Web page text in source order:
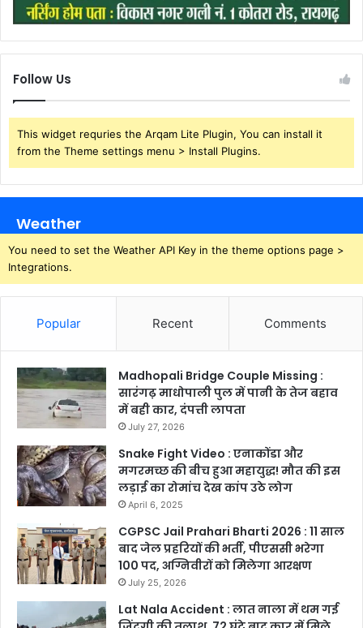
Follow Us
This widget requries the Arqam Lite Plugin, You can install it
from the Theme settings menu > Install Plugins.
Weather
You need to set the Weather API Key in the theme options page >
Integrations.
Popular Recent Comments
Madhopali Bridge Couple Missing :
सारंगढ़ माधोपाली पुल में पानी के तेज बहाव
में बही कार, दंपत्ती लापता
July 27, 2026
Snake Fight Video : एनाकोंडा और
मगरमच्छ की बीच हुआ महायुद्ध! मौत की इस
लड़ाई का रोमांच देख कांप उठे लोग
April 6, 2025
CGPSC Jail Prahari Bharti 2026 : 11 साल
बाद जेल प्रहरियों की भर्ती, पीएससी भरेगा
100 पद, अग्निवीरों को मिलेगा आरक्षण
July 25, 2026
Lat Nala Accident : लात नाला में थम गई